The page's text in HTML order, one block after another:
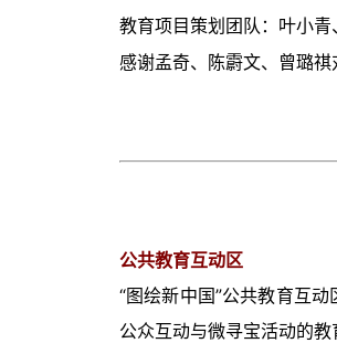
教育项目策划团队：叶小
感谢孟奇、陈霨文、曾璐祺
公共教育互动区
“图绘新中国”公共教育互
公众互动与微寻宝活动的教